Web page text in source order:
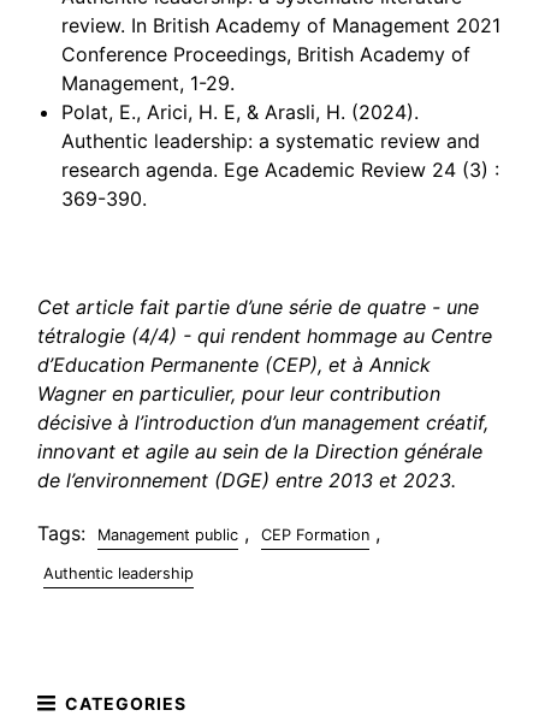
review. In British Academy of Management 2021
Conference Proceedings, British Academy of
Management, 1-29.
Polat, E., Arici, H. E, & Arasli, H. (2024).
Authentic leadership: a systematic review and
research agenda. Ege Academic Review 24 (3) :
369-390.
Cet article fait partie d’une série de quatre - une
tétralogie (4/4) - qui rendent hommage au Centre
d’Education Permanente (CEP), et à Annick
Wagner en particulier, pour leur contribution
décisive à l’introduction d’un management créatif,
innovant et agile au sein de la Direction générale
de l’environnement (DGE) entre 2013 et 2023.
Tags: Management public , CEP Formation ,
Authentic leadership